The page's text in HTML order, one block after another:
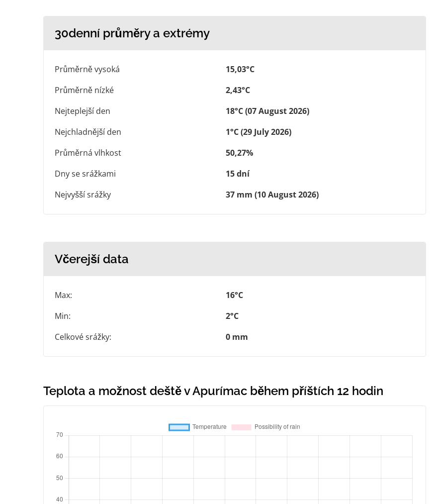
30denní průměry a extrémy
Průměrně vysoká
15,03°C
Průměrně nízké
2,43°C
Nejteplejší den
18°C (07 August 2026)
Nejchladnější den
1°C (29 July 2026)
Průměrná vlhkost
50,27%
Dny se srážkami
15 dní
Nejvyšší srážky
37 mm (10 August 2026)
Včerejší data
Max:
16°C
Min:
2°C
Celkové srážky:
0 mm
Teplota a možnost deště v Apurímac během příštích 12 hodin